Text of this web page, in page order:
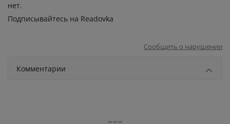
нет.
Подписывайтесь на Readovka
Сообщить о нарушении
Комментарии